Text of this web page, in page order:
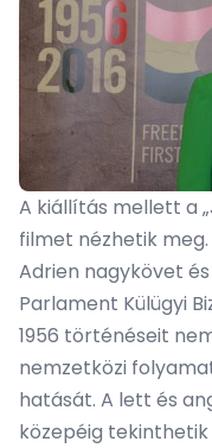
A kiállítás mellett a
filmet nézhetik
Adrien nagykövet
Parlament Külügyi
1956 történéseit
nemzetközi
hatását. A lett és
közepéig